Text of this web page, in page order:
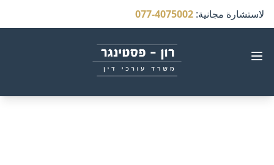
لاستشارة مجانية:
077-4075002